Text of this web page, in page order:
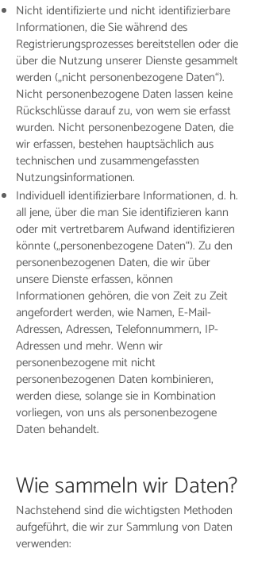
Nicht identifizierte und nicht identifizierbare
Informationen, die Sie während des
Registrierungsprozesses bereitstellen oder die
über die Nutzung unserer Dienste gesammelt
werden („nicht personenbezogene Daten“).
Nicht personenbezogene Daten lassen keine
Rückschlüsse darauf zu, von wem sie erfasst
wurden. Nicht personenbezogene Daten, die
wir erfassen, bestehen hauptsächlich aus
technischen und zusammengefassten
Nutzungsinformationen.
Individuell identifizierbare Informationen, d. h.
all jene, über die man Sie identifizieren kann
oder mit vertretbarem Aufwand identifizieren
könnte („personenbezogene Daten“). Zu den
personenbezogenen Daten, die wir über
unsere Dienste erfassen, können
Informationen gehören, die von Zeit zu Zeit
angefordert werden, wie Namen, E-Mail-
Adressen, Adressen, Telefonnummern, IP-
Adressen und mehr. Wenn wir
personenbezogene mit nicht
personenbezogenen Daten kombinieren,
werden diese, solange sie in Kombination
vorliegen, von uns als personenbezogene
Daten behandelt.
Wie sammeln wir Daten?
Nachstehend sind die wichtigsten Methoden
aufgeführt, die wir zur Sammlung von Daten
verwenden: